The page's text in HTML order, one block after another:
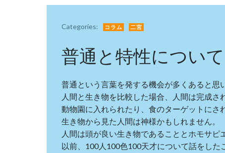
Categories: コラム 二宮
普通と特性について
普通という言葉を発する機会が多くあると思
人間と生き物を比較した場合、人間は完成
動物園に入れられたり、食のターゲットにさ
生き物から見た人間は神様かもしれません。
人間は頭が良い生き物であることとホモサ
以前、100人100色100天才について話をした